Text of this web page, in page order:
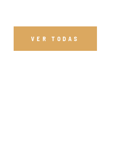
VER TODAS